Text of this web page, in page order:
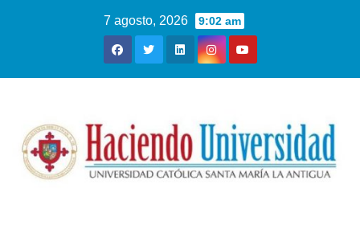
7 agosto, 2026 9:02 am